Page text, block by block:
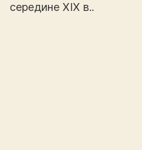
середине XIX в..